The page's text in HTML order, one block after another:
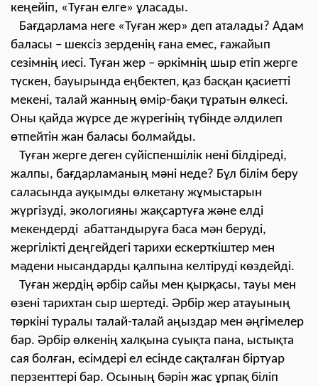
кеңейіп, «Туған елге» ұласады.
Бағдарлама неге «Туған жер» деп аталады? Адам
баласы – шексіз зерденің ғана емес, ғажайып
сезімнің иесі. Туған жер – әркімнің шыр етіп жерге
түскен, бауырында еңбектеп, қаз басқан қасиетті
мекені, талай жанның өмір-бақи тұратын өлкесі.
Оны қайда жүрсе де жүрегінің түбінде әлдилеп
өтпейтін жан баласы болмайды.
Туған жерге деген сүйіспеншілік нені білдіреді,
жалпы, бағдарламаның мәні неде? Бұл білім беру
саласында ауқымды өлкетану жұмыстарын
жүргізуді, экологияны жақсартуға және елді
мекендерді абаттандыруға баса мән беруді,
жергілікті деңгейдегі тарихи ескерткіштер мен
мәдени нысандарды қалпына келтіруді көздейді.
Туған жердің әрбір сайы мен қырқасы, тауы мен
өзені тарихтан сыр шертеді. Әрбір жер атауының
төркіні туралы талай-талай аңыздар мен әңгімелер
бар. Әрбір өлкенің халқына суықта пана, ыстықта
сая болған, есімдері ел есінде сақталған біртуар
перзенттері бар. Осының бәрін жас ұрпақ біліп